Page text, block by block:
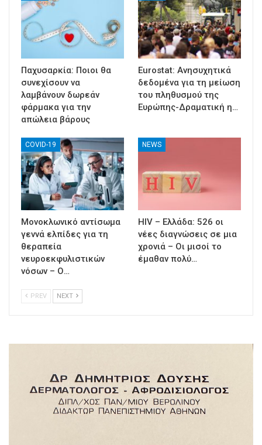
Παχυσαρκία: Ποιοι θα
συνεχίσουν να
λαμβάνουν δωρεάν
φάρμακα για την
απώλεια βάρους
Eurostat: Ανησυχητικά
δεδομένα για τη μείωση
του πληθυσμού της
Ευρώπης-Δραματική η…
COVID-19
Μονοκλωνικό αντίσωμα
γεννά ελπίδες για τη
θεραπεία
νευροεκφυλιστικών
νόσων – Ο…
NEWS
HIV – Ελλάδα: 526 οι
νέες διαγνώσεις σε μια
χρονιά – Οι μισοί το
έμαθαν πολύ…
PREV NEXT